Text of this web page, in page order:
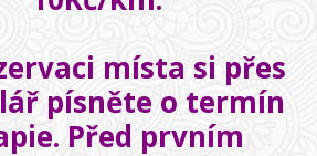
místa si přes
písněte o termín
Před prvním